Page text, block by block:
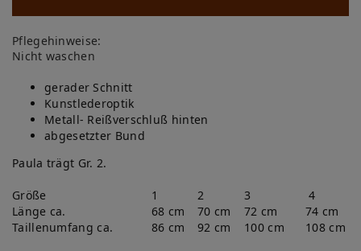
Pflegehinweise:
Nicht waschen
gerader Schnitt
Kunstlederoptik
Metall- Reißverschluß hinten
abgesetzter Bund
Paula trägt Gr. 2.
Größe 1 2 3
4
Länge ca.
68 cm 70 cm 72 cm
74 cm
Taillenumfang ca.
86 cm 92 cm 100 cm 108 cm